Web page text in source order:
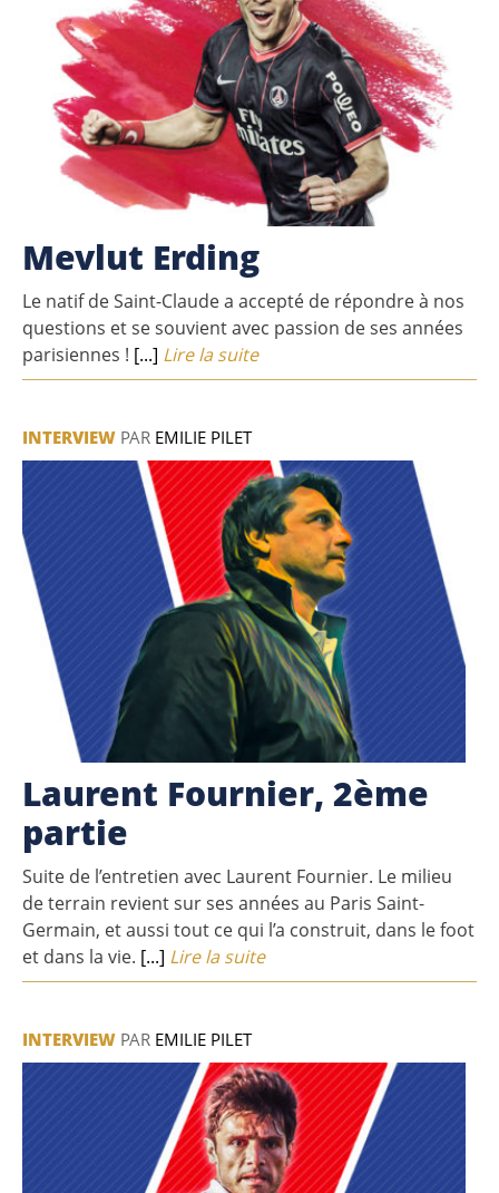
Mevlut Erding
Le natif de Saint-Claude a accepté de répondre à nos
questions et se souvient avec passion de ses années
parisiennes ! [...] Lire la suite
INTERVIEW PAR EMILIE PILET
Laurent Fournier, 2ème
partie
Suite de l’entretien avec Laurent Fournier. Le milieu
de terrain revient sur ses années au Paris Saint-
Germain, et aussi tout ce qui l’a construit, dans le foot
et dans la vie. [...] Lire la suite
INTERVIEW PAR EMILIE PILET